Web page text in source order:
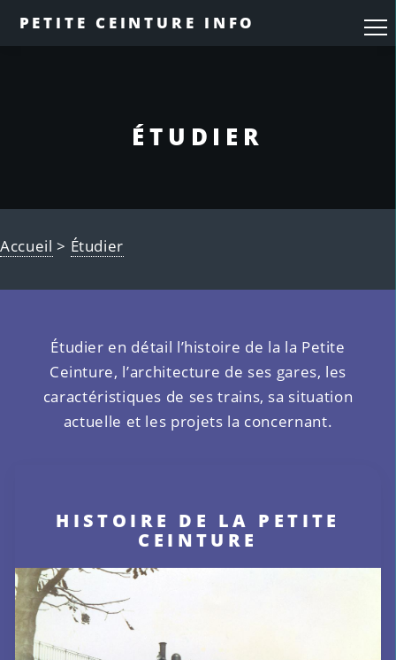
PETITE CEINTURE INFO
ÉTUDIER
Accueil > Étudier
Étudier en détail l’histoire de la la Petite
Ceinture, l’architecture de ses gares, les
caractéristiques de ses trains, sa situation
actuelle et les projets la concernant.
HISTOIRE DE LA PETITE
CEINTURE